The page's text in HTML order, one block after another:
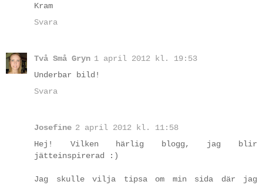
Kram
Svara
Två Små Gryn 1 april 2012 kl. 19:53
Underbar bild!
Svara
Josefine 2 april 2012 kl. 11:58
Hej! Vilken härlig blogg, jag blir
jätteinspirerad :)
Jag skulle vilja tipsa om min sida där jag